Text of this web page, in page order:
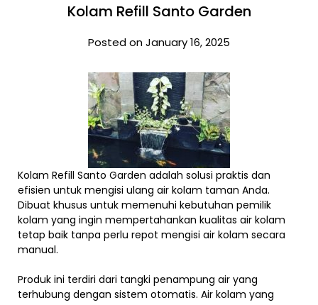
Kolam Refill Santo Garden
Posted on January 16, 2025
Kolam Refill Santo Garden adalah solusi praktis dan
efisien untuk mengisi ulang air kolam taman Anda.
Dibuat khusus untuk memenuhi kebutuhan pemilik
kolam yang ingin mempertahankan kualitas air kolam
tetap baik tanpa perlu repot mengisi air kolam secara
manual.
Produk ini terdiri dari tangki penampung air yang
terhubung dengan sistem otomatis. Air kolam yang